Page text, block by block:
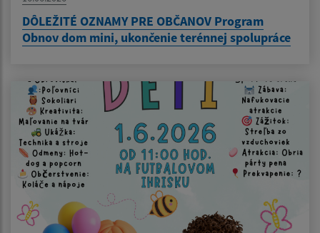
DÔLEŽITÉ OZNAMY PRE OBČANOV Program
Obnov dom mini, ukončenie terénnej spolupráce